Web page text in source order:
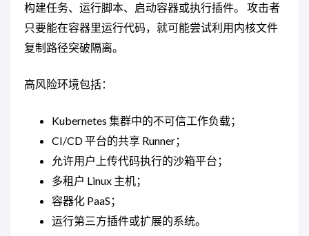
构建任务、运行脚本、启动容器或执行插件。 攻击者
只要能在容器里运行代码，就可能尝试利用内核文件
复制路径突破隔离。
高风险环境包括：
Kubernetes 集群中的不可信工作负载；
CI/CD 平台的共享 Runner；
允许用户上传代码执行的沙箱平台；
多租户 Linux 主机；
容器化 PaaS；
运行第三方插件或扩展的系统。